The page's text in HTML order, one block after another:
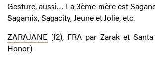
Gesture, aussi… La 3ème mère est
Sagamix, Sagacity, Jeune et Jolie, etc.
ZARAJANE (f2), FRA par Zarak et
Honor)